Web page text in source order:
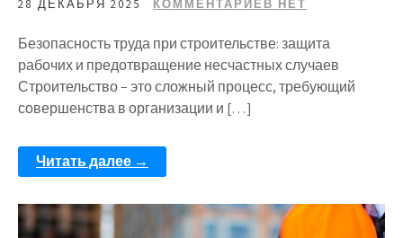
28 ДЕКАБРЯ 2025 КОММЕНТАРИЕВ НЕТ
Безопасность труда при строительстве: защита
рабочих и предотвращение несчастных случаев
Строительство – это сложный процесс, требующий
совершенства в организации и […]
Читать далее →